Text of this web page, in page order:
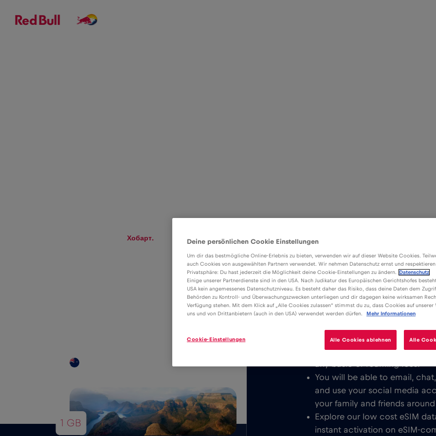
Хобарт.
4€/GB
1 GB
Переваги Опис
Download the easy to install Red
unlimited Mobile Internet in or all
We never charge a basic
eSIM card, you are ready to
You will be able to email,
and use your social media
your family and friends
Explore our low cost eSIM
instant activation on eSIM-
Deine persönlichen Cookie Einstellungen
Um dir das bestmögliche Online-Erlebnis zu bieten, verwenden wir auf dieser Website Cookies.
auch Cookies von ausgewählten Partnern verwendet. Wir nehmen Datenschutz ernst und
Privatsphäre: Du hast jederzeit die Möglichkeit deine Cookie-Einstellungen zu ändern.
Datenschutz
Einige unserer Partnerdienste sind in den USA. Nach Judikatur des Europäischen Gerichtshofes
USA kein angemessenes Datenschutzniveau. Es besteht daher das Risiko, dass deine Daten dem
Behörden zu Kontroll- und Überwachungszwecken unterliegen und dir dagegen keine wirksamen
Verfügung stehen. Mit dem Klick auf „Alle Cookies zulassen“ stimmst du zu, dass Cookies auf unserer
uns und von Drittanbietern (auch in den USA) verwendet werden dürfen.
Mehr Informationen
Alle Cookies ablehnen Alle
Cookie-Einstellungen